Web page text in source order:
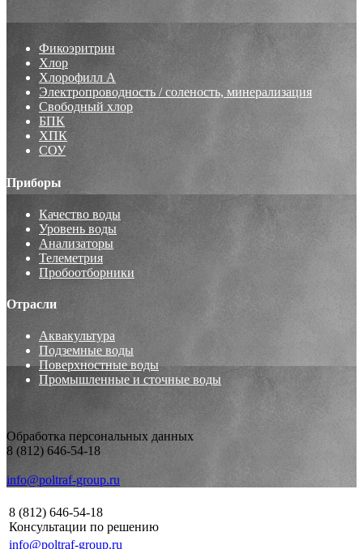
Фикоэритрин
Хлор
Хлорофилл А
Электропроводность / соленость, минерализация
Свободный хлор
БПК
ХПК
СОУ
Приборы
Качество воды
Уровень воды
Анализаторы
Телеметрия
Пробоотборники
Отрасли
Аквакультура
Подземные воды
Поверхностные воды
Промышленные и сточные воды
Обработка персональных данных
8 (812) 646-54-18
info@poltraf-group.ru
8 (812) 646-54-18
Консультации по решению
info@poltraf-group.ru